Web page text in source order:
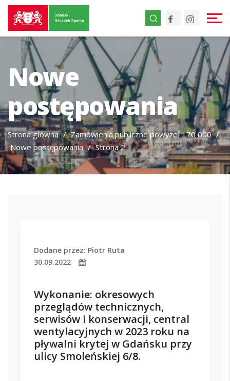
Przejdź
treści
Przejdź
do
strony
głównej
Facebook
Nowe
postępowania
Strona główna / Zamówienia publiczne powyżej 170 000 /
Nowe postępowania / Strona 2
Dodane przez: Piotr Ruta
30.09.2022
Wykonanie: okresowych
przeglądów technicznych,
serwisów i konserwacji, central
wentylacyjnych w 2023 roku na
pływalni krytej w Gdańsku przy
ulicy Smoleńskiej 6/8.